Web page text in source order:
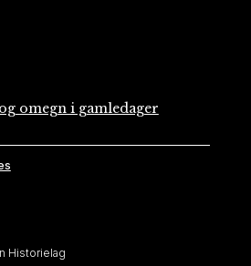
omegn i gamledager
Historielag